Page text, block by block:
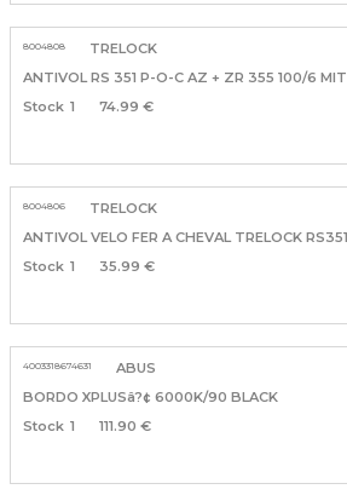
8004808
TRELOCK
ANTIVOL RS 351 P-O-C AZ + ZR 355 100/6
1
74.99 €
8004806
TRELOCK
ANTIVOL VELO FER A CHEVAL TRELOCK
1
35.99 €
4003318674631
ABUS
BORDO XPLUSâ?¢ 6000K/90 BLACK
1
111.90 €